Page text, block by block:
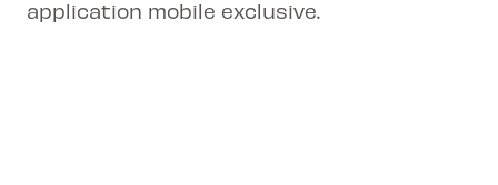
application mobile exclusive.